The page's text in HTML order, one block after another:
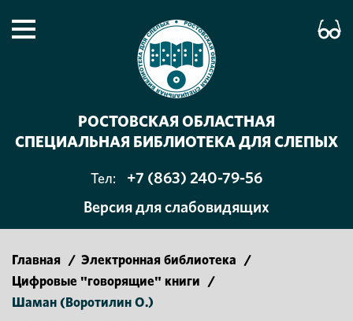
РОСТОВСКАЯ ОБЛАСТНАЯ
СПЕЦИАЛЬНАЯ БИБЛИОТЕКА ДЛЯ СЛЕПЫХ
Тел:
+7 (863) 240-79-56
Версия для слабовидящих
Главная / Электронная библиотека
/
Цифровые "говорящие" книги
/
Шаман (Воротилин О.)